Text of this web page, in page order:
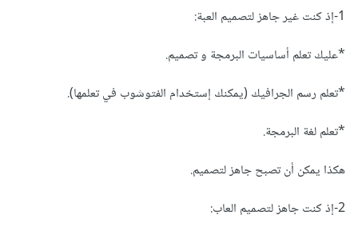
1-إذ كنت غير جاهز لتصميم العبة:
*عليك تعلم أساسيات البرمجة و تصميم.
*تعلم رسم الجرافيك (يمكنك إستخدام الفتوشوب في تعلمها).
*تعلم لغة البرمجة.
هكذا يمكن أن تصبح جاهز لتصميم.
2-إذ كنت جاهز لتصميم العاب: